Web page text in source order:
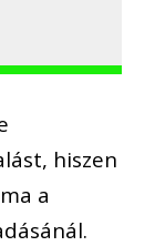
hiszen
a